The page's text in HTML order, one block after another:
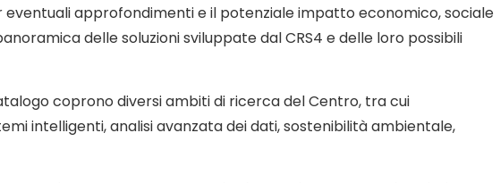
approfondimenti e il potenziale impatto economico, sociale
delle soluzioni sviluppate dal CRS4 e delle loro possibili
coprono diversi ambiti di ricerca del Centro, tra cui
intelligenti, analisi avanzata dei dati, sostenibilità ambientale,